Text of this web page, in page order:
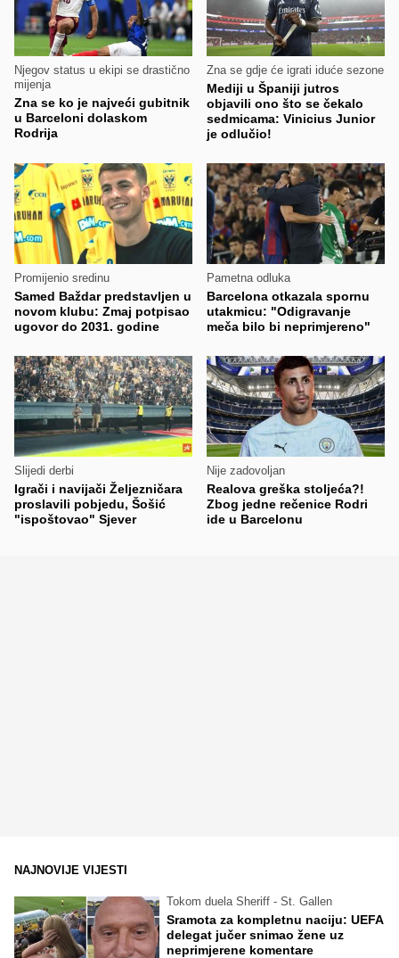
Njegov status u ekipi se drastično
mijenja
Zna se ko je najveći gubitnik
u Barceloni dolaskom
Rodrija
Zna se gdje će igrati iduće sezone
Mediji u Španiji jutros
objavili ono što se čekalo
sedmicama: Vinicius Junior
je odlučio!
Promijenio sredinu
Samed Baždar predstavljen u
novom klubu: Zmaj potpisao
ugovor do 2031. godine
Pametna odluka
Barcelona otkazala spornu
utakmicu: "Odigravanje
meča bilo bi neprimjereno"
Slijedi derbi
Igrači i navijači Željezničara
proslavili pobjedu, Šošić
"ispoštovao" Sjever
Nije zadovoljan
Realova greška stoljeća?!
Zbog jedne rečenice Rodri
ide u Barcelonu
NAJNOVIJE VIJESTI
Tokom duela Sheriff - St. Gallen
Sramota za kompletnu naciju: UEFA
delegat jučer snimao žene uz
neprimjerene komentare